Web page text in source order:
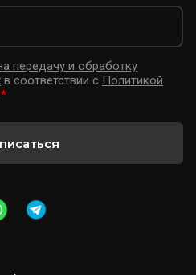
800х1200х600
передачу и обработку
в соответствии с Политикой
*